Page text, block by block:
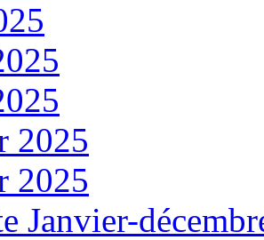
2025
2025
Janvier-